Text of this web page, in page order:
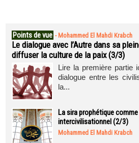
Points de vue - Mohammed El Mahdi Krabch
Le dialogue avec l’Autre dans sa
diffuser la culture de la paix (3/3)
Lire la première partie
dialogue entre les
la...
La sira prophétique
intercivilisationnel (2/3)
Mohammed El Mahdi Krabch